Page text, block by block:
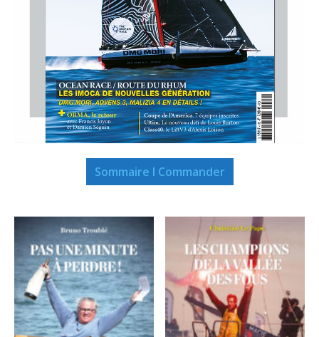
Sommaire I Commander